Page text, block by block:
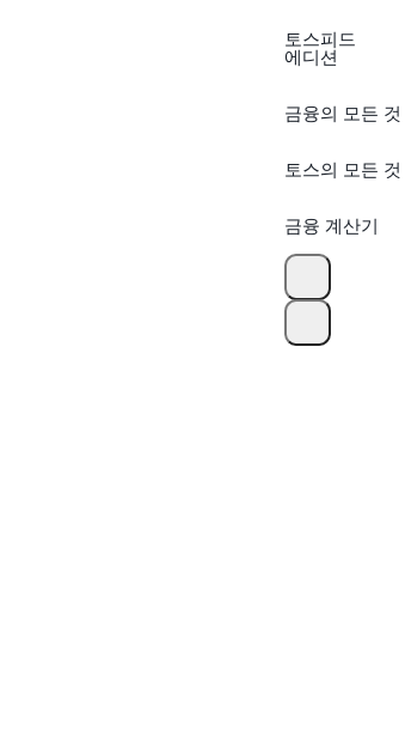
토스피드
에디션
금융의 모든 것
토스의 모든 것
금융 계산기